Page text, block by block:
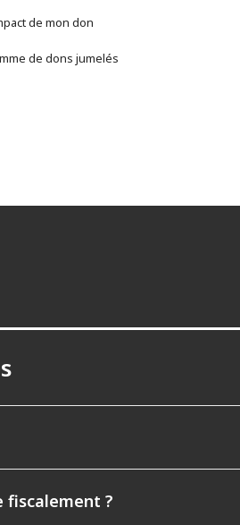
de mon don
de dons jumelés
fiscalement ?